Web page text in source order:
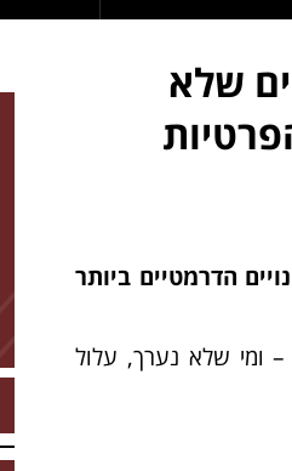
שלא
– אחד השינויים הדרמטיים ביותר
ומי שלא נערך, עלול